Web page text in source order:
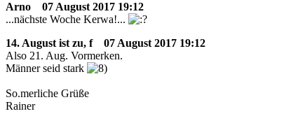
Arno
07 August 2017 19:12
...nächste Woche Kerwa!...
14. August ist zu, f
07 August 2017 19:12
Also 21. Aug. Vormerken.
Männer seid stark
So.merliche Grüße
Rainer